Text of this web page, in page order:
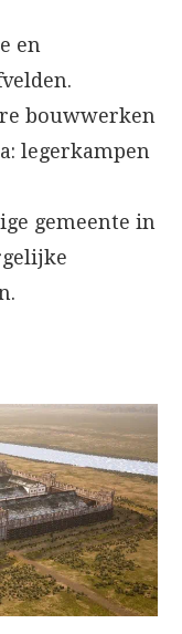
en
bouwwerken
legerkampen
gemeente in